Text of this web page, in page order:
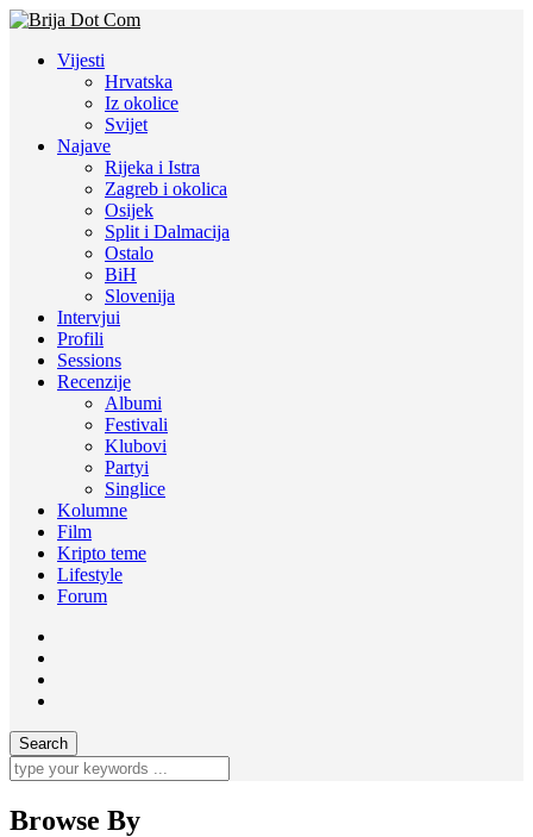
Vijesti
Hrvatska
Iz okolice
Svijet
Najave
Rijeka i Istra
Zagreb i okolica
Osijek
Split i Dalmacija
Ostalo
BiH
Slovenija
Intervjui
Profili
Sessions
Recenzije
Albumi
Festivali
Klubovi
Partyi
Singlice
Kolumne
Film
Kripto teme
Lifestyle
Forum
Browse By